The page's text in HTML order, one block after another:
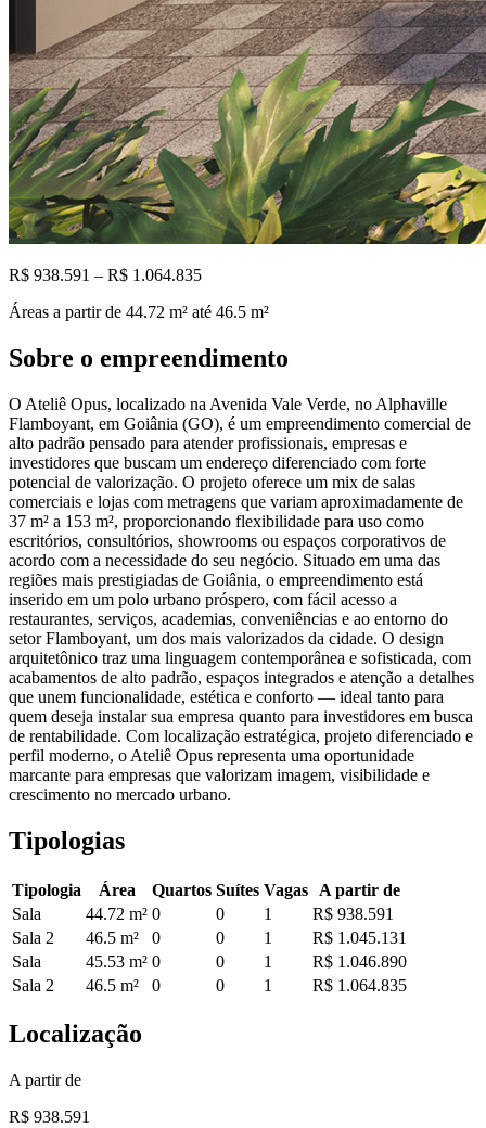
R$ 938.591 – R$ 1.064.835
Áreas a partir de 44.72 m² até 46.5 m²
Sobre o empreendimento
O Ateliê Opus, localizado na Avenida Vale Verde, no Alphaville
Flamboyant, em Goiânia (GO), é um empreendimento comercial de
alto padrão pensado para atender profissionais, empresas e
investidores que buscam um endereço diferenciado com forte
potencial de valorização. O projeto oferece um mix de salas
comerciais e lojas com metragens que variam aproximadamente de
37 m² a 153 m², proporcionando flexibilidade para uso como
escritórios, consultórios, showrooms ou espaços corporativos de
acordo com a necessidade do seu negócio. Situado em uma das
regiões mais prestigiadas de Goiânia, o empreendimento está
inserido em um polo urbano próspero, com fácil acesso a
restaurantes, serviços, academias, conveniências e ao entorno do
setor Flamboyant, um dos mais valorizados da cidade. O design
arquitetônico traz uma linguagem contemporânea e sofisticada, com
acabamentos de alto padrão, espaços integrados e atenção a detalhes
que unem funcionalidade, estética e conforto — ideal tanto para
quem deseja instalar sua empresa quanto para investidores em busca
de rentabilidade. Com localização estratégica, projeto diferenciado e
perfil moderno, o Ateliê Opus representa uma oportunidade
marcante para empresas que valorizam imagem, visibilidade e
crescimento no mercado urbano.
Tipologias
Tipologia Área Quartos Suítes Vagas
A partir de
Sala
44.72 m² 0 0 1
R$ 938.591
Sala 2
46.5 m² 0 0 1
R$ 1.045.131
Sala
45.53 m² 0 0 1
R$ 1.046.890
Sala 2
46.5 m² 0 0 1 R$ 1.064.835
Localização
A partir de
R$ 938.591